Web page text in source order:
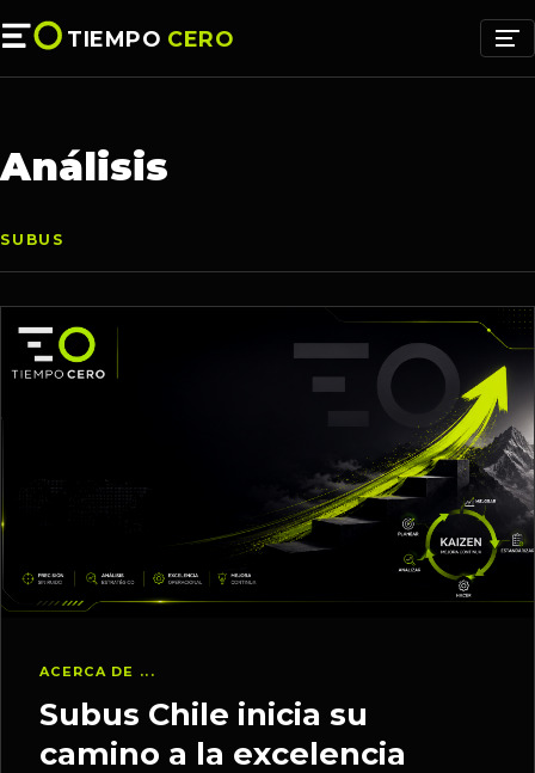
TIEMPO CERO
Análisis
SUBUS
ACERCA DE ...
Subus Chile inicia su
camino a la excelencia